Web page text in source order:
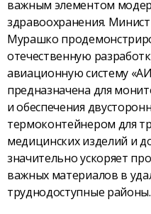
важным элементом
здравоохранения.
Мурашко
отечественную
авиационную систему
предназначена для
и обеспечения
термоконтейнером для
медицинских изделий и
значительно ускоряет
важных материалов в
труднодоступные районы.